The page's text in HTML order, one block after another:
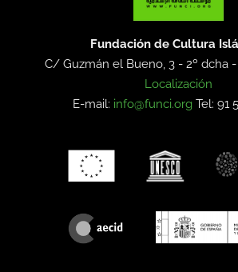
Fundación de Cultura
C/ Guzmán el Bueno, 3 - 2º dcha
Localización
E-mail: info@funci.org Tel: 91